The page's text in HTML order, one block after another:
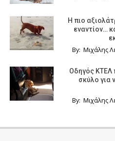
Η πιο
εναντίον…
By: Μιχάλης
Οδηγός KTΕΛ
σκύλο για
By: Μιχάλης